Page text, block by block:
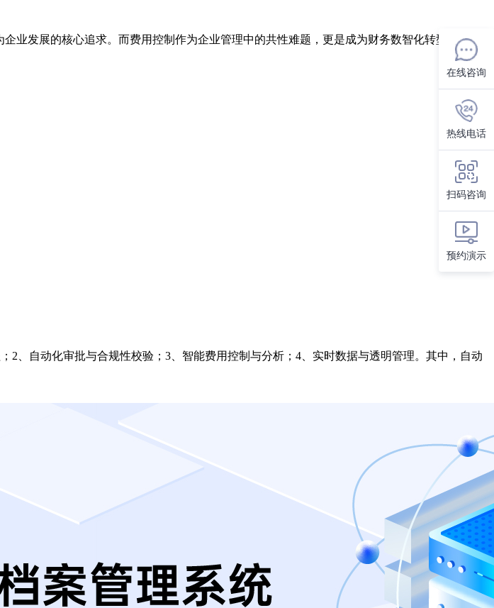
业发展的核心追求。而费用控制作为企业管理中的共性难题，更是成为财务数智化转型的关键
、自动化审批与合规性校验；3、智能费用控制与分析；4、实时数据与透明管理。其中，自动
在线咨询
热线电话
扫码咨询
预约演示